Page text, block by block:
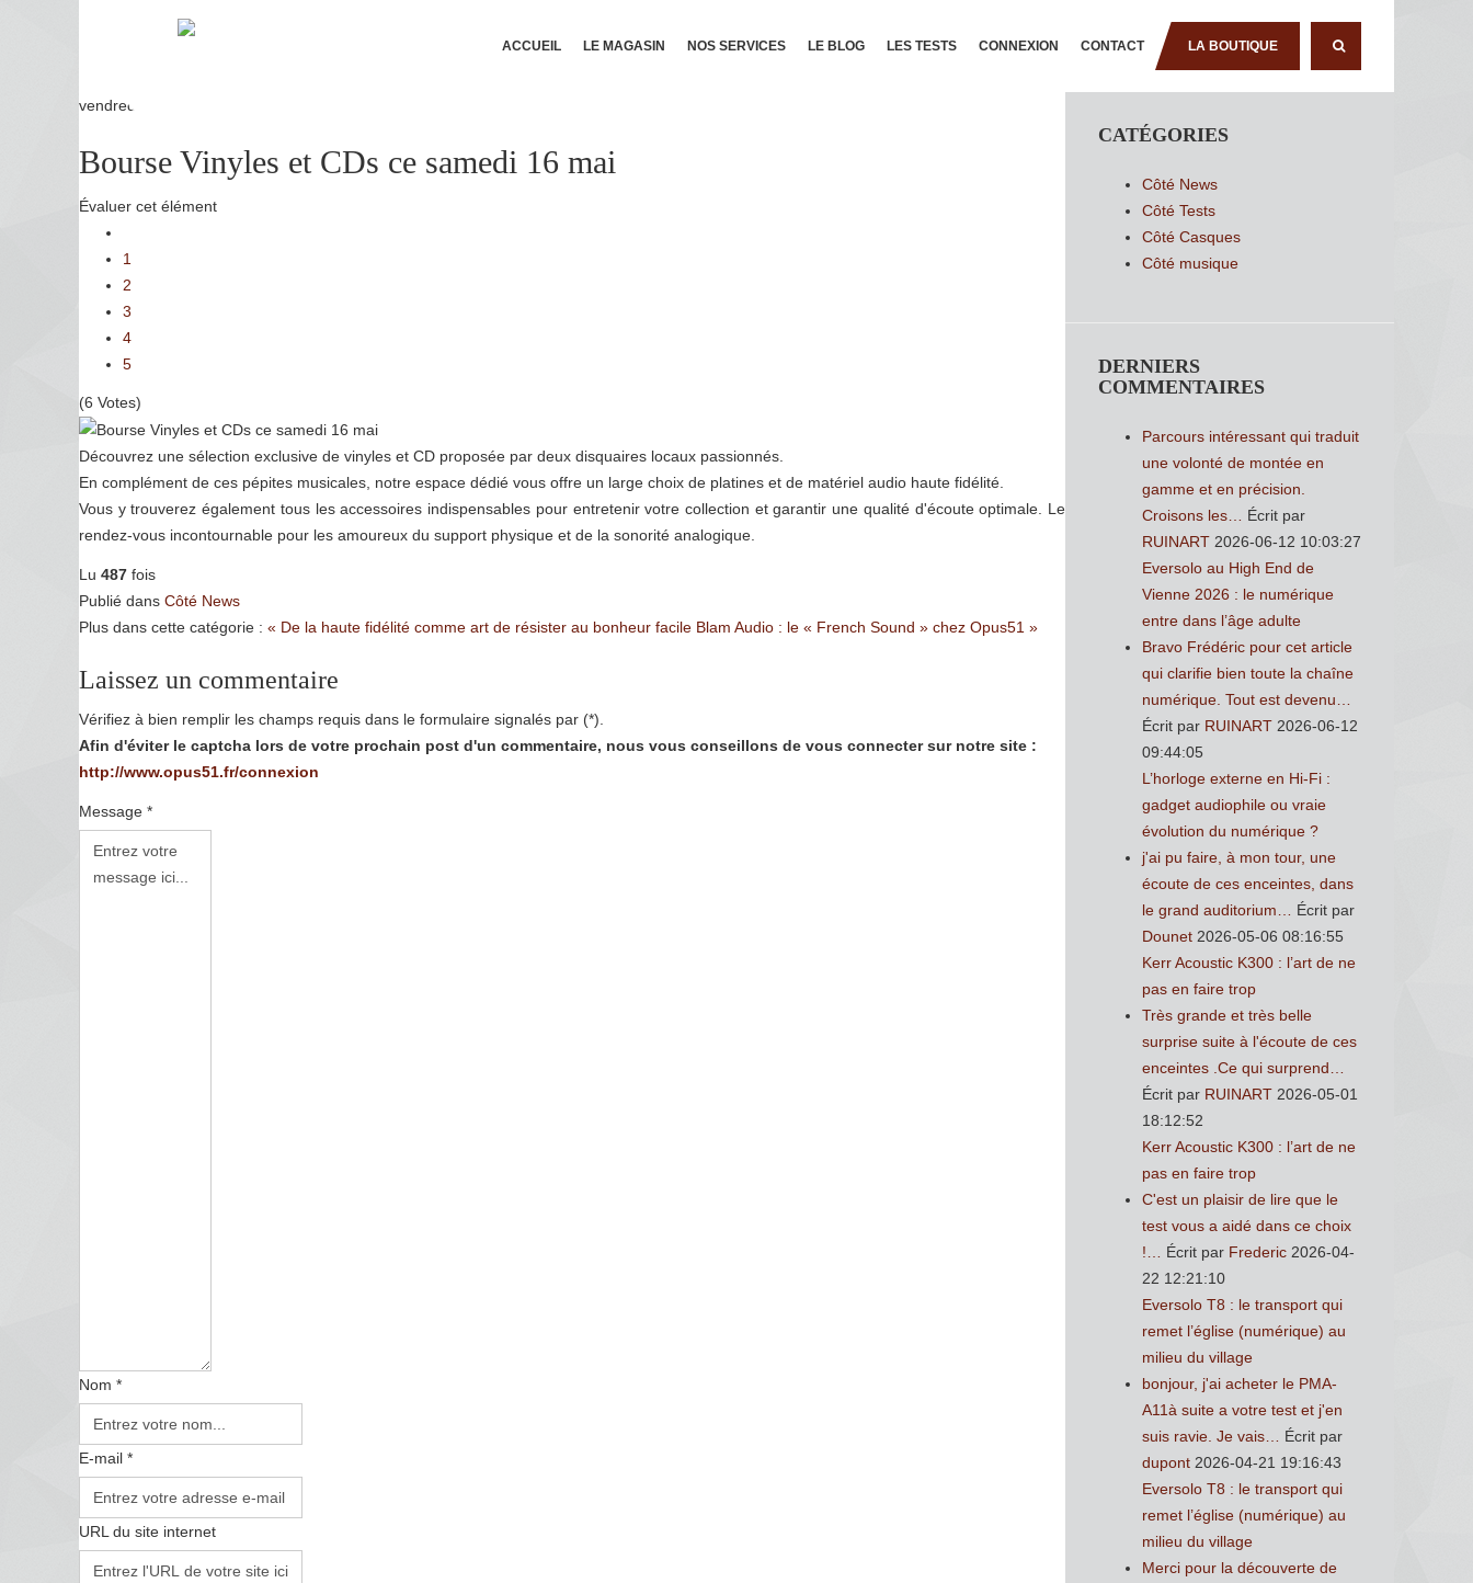
ACCUEIL LE MAGASIN NOS SERVICES LE BLOG LES TESTS CONNEXION CONTACT LA BOUTIQUE
vendredi, 15 mai 2026 11:12
Bourse Vinyles et CDs ce samedi 16 mai
Évaluer cet élément
1
2
3
4
5
(6 Votes)
Découvrez une sélection exclusive de vinyles et CD proposée par deux disquaires locaux passionnés.
En complément de ces pépites musicales, notre espace dédié vous offre un large choix de platines et de matériel audio haute fidélité.
Vous y trouverez également tous les accessoires indispensables pour entretenir votre collection et garantir une qualité d'écoute optimale. Le
rendez-vous incontournable pour les amoureux du support physique et de la sonorité analogique.
Lu 487 fois
Publié dans Côté News
Plus dans cette catégorie : « De la haute fidélité comme art de résister au bonheur facile Blam Audio : le « French Sound » chez Opus51 »
Laissez un commentaire
Vérifiez à bien remplir les champs requis dans le formulaire signalés par (*).
Afin d'éviter le captcha lors de votre prochain post d'un commentaire, nous vous conseillons de vous connecter sur notre site :
http://www.opus51.fr/connexion
Message *
Nom *
E-mail *
URL du site internet
CATÉGORIES
Côté News
Côté Tests
Côté Casques
Côté musique
DERNIERS
COMMENTAIRES
Parcours intéressant qui traduit
une volonté de montée en
gamme et en précision.
Croisons les…
Écrit par
RUINART 2026-06-12 10:03:27
Eversolo au High End de
Vienne 2026 : le numérique
entre dans l’âge adulte
Bravo Frédéric pour cet article
qui clarifie bien toute la chaîne
numérique. Tout est devenu…
Écrit par RUINART 2026-06-12
09:44:05
L’horloge externe en Hi-Fi :
gadget audiophile ou vraie
évolution du numérique ?
j'ai pu faire, à mon tour, une
écoute de ces enceintes, dans
le grand auditorium…
Écrit par
Dounet 2026-05-06 08:16:55
Kerr Acoustic K300 : l’art de ne
pas en faire trop
Très grande et très belle
surprise suite à l'écoute de ces
enceintes .Ce qui surprend…
Écrit par RUINART 2026-05-01
18:12:52
Kerr Acoustic K300 : l’art de ne
pas en faire trop
C'est un plaisir de lire que le
test vous a aidé dans ce choix
!…
Écrit par Frederic 2026-04-
22 12:21:10
Eversolo T8 : le transport qui
remet l’église (numérique) au
milieu du village
bonjour, j'ai acheter le PMA-
A11à suite a votre test et j'en
suis ravie. Je vais…
Écrit par
dupont 2026-04-21 19:16:43
Eversolo T8 : le transport qui
remet l’église (numérique) au
milieu du village
Merci pour la découverte de